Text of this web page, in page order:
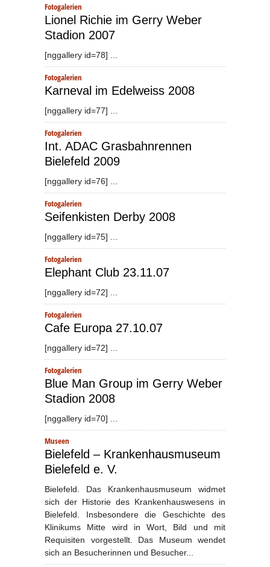
Fotogalerien
Lionel Richie im Gerry Weber
Stadion 2007
[nggallery id=78] ...
Fotogalerien
Karneval im Edelweiss 2008
[nggallery id=77] ...
Fotogalerien
Int. ADAC Grasbahnrennen
Bielefeld 2009
[nggallery id=76] ...
Fotogalerien
Seifenkisten Derby 2008
[nggallery id=75] ...
Fotogalerien
Elephant Club 23.11.07
[nggallery id=72] ...
Fotogalerien
Cafe Europa 27.10.07
[nggallery id=72] ...
Fotogalerien
Blue Man Group im Gerry Weber
Stadion 2008
[nggallery id=70] ...
Museen
Bielefeld – Krankenhausmuseum
Bielefeld e. V.
Bielefeld. Das Krankenhausmuseum widmet
sich der Historie des Krankenhauswesens in
Bielefeld. Insbesondere die Geschichte des
Klinikums Mitte wird in Wort, Bild und mit
Requisiten vorgestellt. Das Museum wendet
sich an Besucherinnen und Besucher...